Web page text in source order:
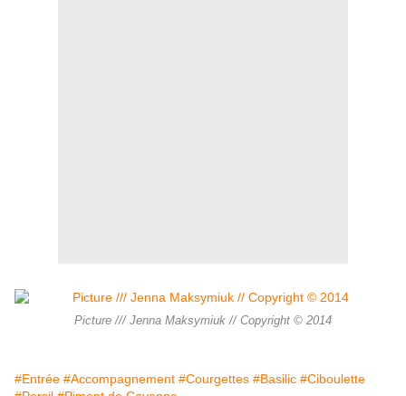
Picture /// Jenna Maksymiuk // Copyright © 2014
#Entrée #Accompagnement #Courgettes #Basilic #Ciboulette